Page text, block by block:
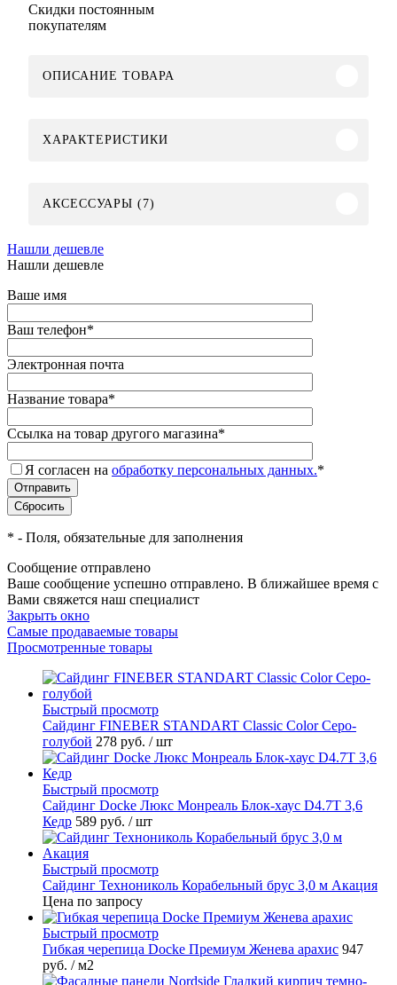
Скидки постоянным
покупателям
ОПИСАНИЕ ТОВАРА
ХАРАКТЕРИСТИКИ
АКСЕССУАРЫ (7)
Нашли дешевле
Нашли дешевле
Ваше имя
Ваш телефон*
Электронная почта
Название товара*
Ссылка на товар другого магазина*
Я согласен на обработку персональных данных.*
* - Поля, обязательные для заполнения
Сообщение отправлено
Ваше сообщение успешно отправлено. В ближайшее время с
Вами свяжется наш специалист
Закрыть окно
Самые продаваемые товары
Просмотренные товары
Быстрый просмотр
Cайдинг FINEBER STANDART Classic Color Серо-
голубой 278 руб. / шт
Быстрый просмотр
Сайдинг Docke Люкс Монреаль Блок-хаус D4.7T 3,6
Кедр 589 руб. / шт
Быстрый просмотр
Сайдинг Технониколь Корабельный брус 3,0 м Акация
Цена по запросу
Быстрый просмотр
Гибкая черепица Docke Премиум Женева арахис 947
руб. / м2